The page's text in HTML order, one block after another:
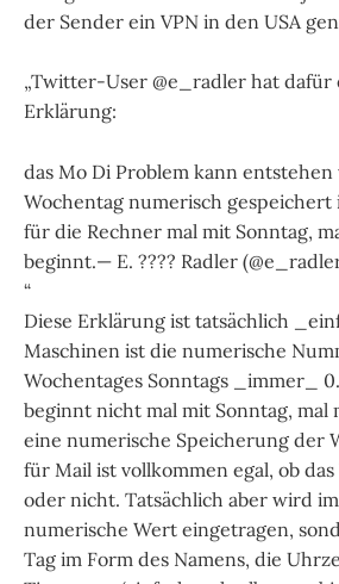
der Sender ein VPN in den USA
„Twitter-User @e_radler hat dafür
Erklärung:
das Mo Di Problem kann
Wochentag numerisch gespeichert
für die Rechner mal mit Sonntag,
beginnt.— E. ???? Radler
“
Diese Erklärung ist tatsächlich
Maschinen ist die numerische
Wochentages Sonntags _immer_
beginnt nicht mal mit Sonntag, mal
eine numerische Speicherung der
für Mail ist vollkommen egal, ob
oder nicht. Tatsächlich aber wird
numerische Wert eingetragen,
Tag im Form des Namens, die